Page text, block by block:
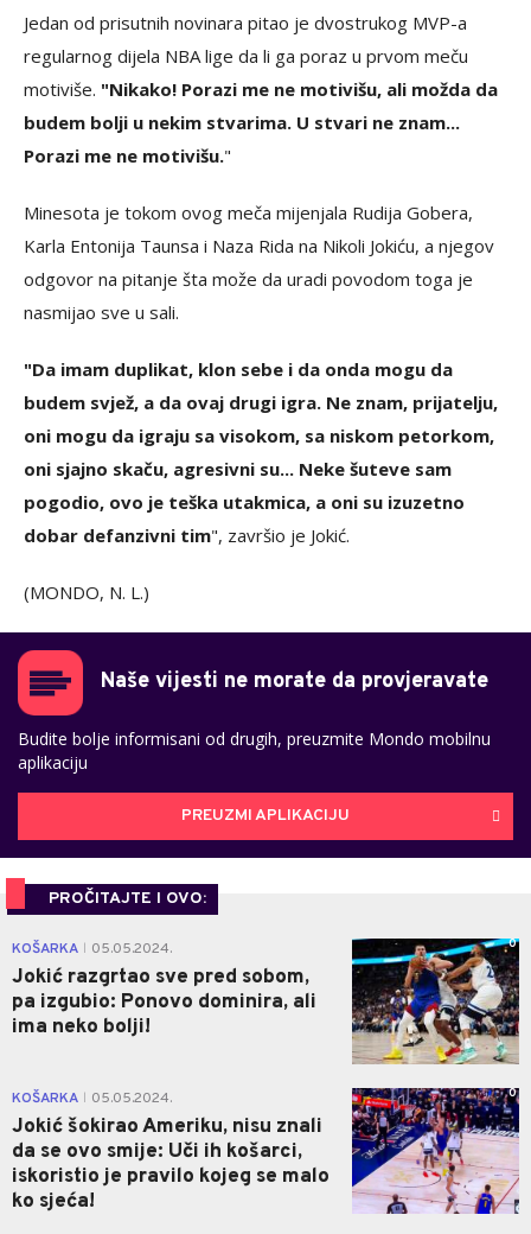
Jedan od prisutnih novinara pitao je dvostrukog MVP-a
regularnog dijela NBA lige da li ga poraz u prvom meču
motiviše. "Nikako! Porazi me ne motivišu, ali možda da
budem bolji u nekim stvarima. U stvari ne znam...
Porazi me ne motivišu."
Minesota je tokom ovog meča mijenjala Rudija Gobera,
Karla Entonija Taunsa i Naza Rida na Nikoli Jokiću, a njegov
odgovor na pitanje šta može da uradi povodom toga je
nasmijao sve u sali.
"Da imam duplikat, klon sebe i da onda mogu da
budem svjež, a da ovaj drugi igra. Ne znam, prijatelju,
oni mogu da igraju sa visokom, sa niskom petorkom,
oni sjajno skaču, agresivni su... Neke šuteve sam
pogodio, ovo je teška utakmica, a oni su izuzetno
dobar defanzivni tim", završio je Jokić.
(MONDO, N. L.)
Naše vijesti ne morate da provjeravate
Budite bolje informisani od drugih, preuzmite Mondo mobilnu
aplikaciju
PREUZMI APLIKACIJU
PROČITAJTE I OVO:
KOŠARKA 05.05.2024.
Jokić razgrtao sve pred sobom,
pa izgubio: Ponovo dominira, ali
ima neko bolji!
0
KOŠARKA 05.05.2024.
Jokić šokirao Ameriku, nisu znali
da se ovo smije: Uči ih košarci,
iskoristio je pravilo kojeg se malo
ko sjeća!
0